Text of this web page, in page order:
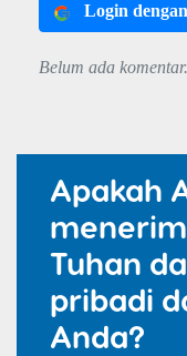
Login
Belum ada
Apakah
Tuhan
pribadi
Anda?